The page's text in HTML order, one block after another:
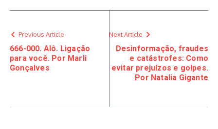
Previous Article
666-000. Alô. Ligação
para você. Por Marli
Gonçalves
Next Article
Desinformação, fraudes
e catástrofes: Como
evitar prejuízos e golpes.
Por Natalia Gigante